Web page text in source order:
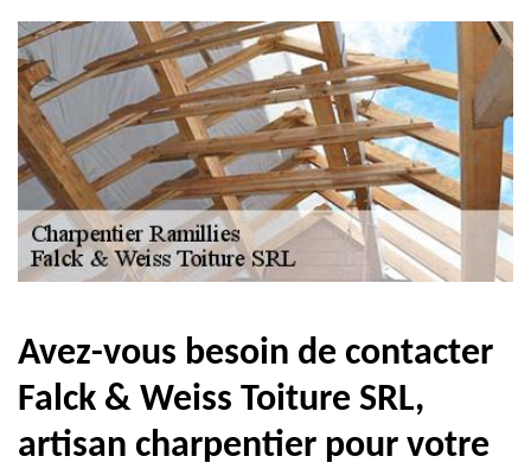
Avez-vous besoin de contacter
Falck & Weiss Toiture SRL,
artisan charpentier pour votre